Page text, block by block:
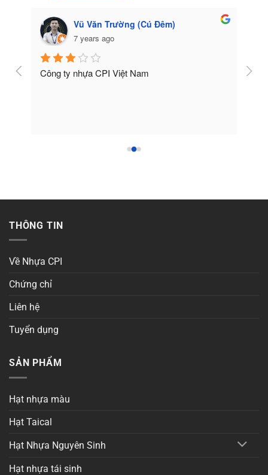
Vũ Văn Trường (Cú Đêm)
7 years ago
Công ty nhựa CPI Việt Nam Tốt
THÔNG TIN
Về Nhựa CPI
Chứng chỉ
Liên hệ
Tuyển dụng
SẢN PHẨM
Hạt nhựa màu
Hạt Taical
Hạt Nhựa Nguyên Sinh
Hạt nhựa tái sinh